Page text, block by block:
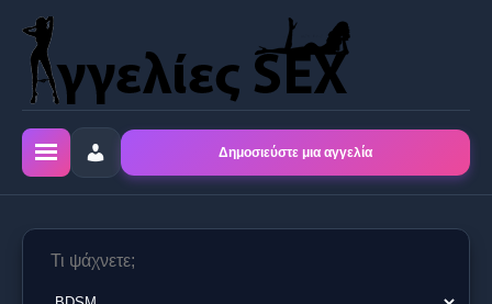
Δημοσιεύστε μια αγγελία